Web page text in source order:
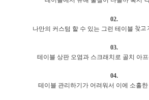
02.
나만의 커스텀 할 수 있는 그런 테이블 찾고
03.
테이블 상판 오염과 스크래치로 골치 아
04.
테이블 관리하기가 어려워서 이에 소홀